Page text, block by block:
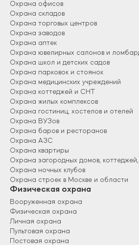
зала. В остальных случаях
предупреждение. С ворами,
сложнее – они стараются
Если посетитель отказывается
охранник сначала проводит
перевода средств или залога, в
сотрудничать вызовет полицию.
Задачи физической охраны
Гарантия целостности мебели,
материальных ценностей
Контроль за соблюдением
поведения.
Дресс-код, фейс-контроль,
пропускного режима.
Оперативное предотвращение
действий, способных принести
материальный ущерб.
Выявление запрещенных
помещение, их устранение.
Контроль за работой персонала.
Проверка обстановки с
Реализация противопожарных
Охрана офисов
Охрана складов
Охрана торговых центров
Охрана заводов
Охрана аптек
Охрана ювелирных салонов и
Охрана школ и детских садов
Охрана парковок и стоянок
Охрана медицинских учреждений
Охрана коттеджей и СНТ
Охрана жилых комплексов
Охрана гостиниц, хостелов и отелей
Охрана ВУЗов
Охрана баров и ресторанов
Охрана АЗС
Охрана квартиры
Охрана загородных домов,
Охрана ночных клубов
Охрана строек в Москве и области
Физическая охрана
Вооруженная охрана
Физическая охрана
Личная охрана
Пультовая охрана
Постовая охрана